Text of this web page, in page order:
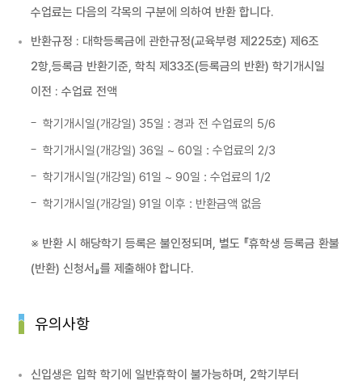
수업료는 다음의 각목의 구분에 의하여 반환 합니다.
반환규정 : 대학등록금에 관한규정(교육부령 제225호) 제6조
2항,등록금 반환기준, 학칙 제33조(등록금의 반환) 학기개시일
이전 : 수업료 전액
학기개시일(개강일) 35일 : 경과 전 수업료의 5/6
학기개시일(개강일) 36일 ~ 60일 : 수업료의 2/3
학기개시일(개강일) 61일 ~ 90일 : 수업료의 1/2
학기개시일(개강일) 91일 이후 : 반환금액 없음
※ 반환 시 해당학기 등록은 불인정되며, 별도 『휴학생 등록금 환불
(반환) 신청서』를 제출해야 합니다.
유의사항
신입생은 입학 학기에 일반휴학이 불가능하며, 2학기부터